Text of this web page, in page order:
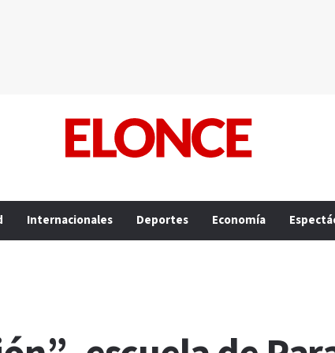
Internacionales Deportes Economía